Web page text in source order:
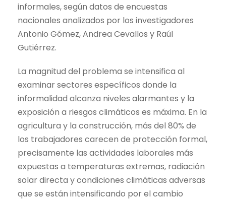
informales, según datos de encuestas
nacionales analizados por los investigadores
Antonio Gómez, Andrea Cevallos y Raúl
Gutiérrez.
La magnitud del problema se intensifica al
examinar sectores específicos donde la
informalidad alcanza niveles alarmantes y la
exposición a riesgos climáticos es máxima. En la
agricultura y la construcción, más del 80% de
los trabajadores carecen de protección formal,
precisamente las actividades laborales más
expuestas a temperaturas extremas, radiación
solar directa y condiciones climáticas adversas
que se están intensificando por el cambio